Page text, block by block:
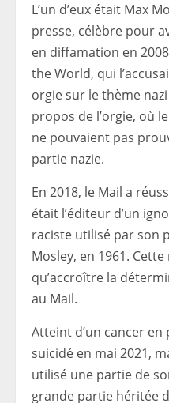
L’un d’eux était Max
presse, célèbre pour
en diffamation en
the World, qui
orgie sur le thème
propos de l’orgie, où
ne pouvaient pas
partie nazie.
En 2018, le Mail a
était l’éditeur d’un
raciste utilisé par son
Mosley, en 1961.
qu’accroître la
au Mail.
Atteint d’un cancer en
suicidé en mai 2021,
utilisé une partie de
grande partie héritée